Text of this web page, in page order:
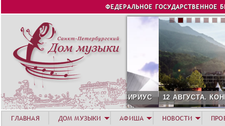
Jump to navigation
ФЕДЕРАЛЬНОЕ ГОСУДАРСТВЕННОЕ
12 АВГУСТА. КОНЦЕРТ
ГЛАВНАЯ ДОМ МУЗЫКИ АФИША НОВОСТИ